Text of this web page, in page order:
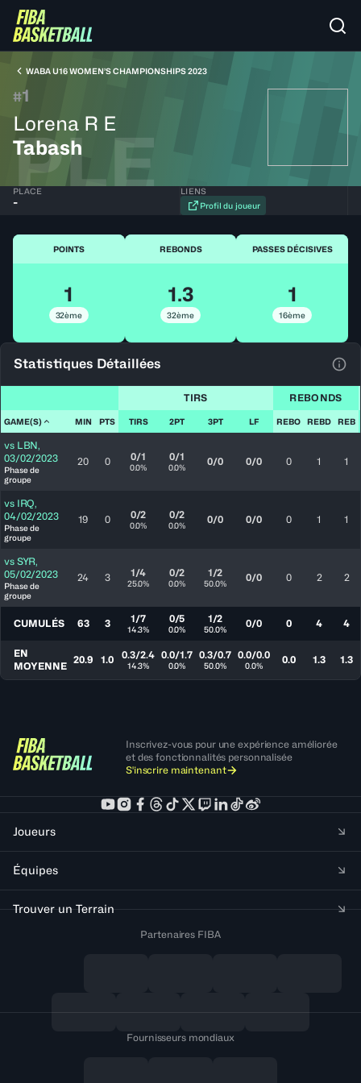
WABA U16 WOMEN’S CHAMPIONSHIPS 2023
#1
Lorena R E
Tabash
PLE
PLACE
-
LIENS
Profil du joueur
POINTS
1
32ème
REBONDS
1.3
32ème
PASSES DÉCISIVES
1
16ème
Statistiques Détaillées
TIRS REBONDS
GAME(S) MIN PTS TIRS 2PT 3PT LF REBO REBD REB
vs LBN,
03/02/2023
Phase de
groupe
20 0 0/1
0.0%
0/1
0.0% 0/0 0/0 0 1 1
vs IRQ,
04/02/2023
Phase de
groupe
19 0 0/2
0.0%
0/2
0.0% 0/0 0/0 0 1 1
vs SYR,
05/02/2023
Phase de
groupe
24 3 1/4
25.0%
0/2
0.0%
1/2
50.0% 0/0 0 2 2
CUMULÉS 63 3 1/7
14.3%
0/5
0.0%
1/2
50.0% 0/0 0 4 4
EN
MOYENNE
20.9 1.0 0.3/2.4
14.3%
0.0/1.7
0.0%
0.3/0.7
50.0%
0.0/0.0
0.0% 0.0 1.3 1.3
Inscrivez-vous pour une expérience améliorée
et des fonctionnalités personnalisée
S'inscrire maintenant
Joueurs
Équipes
Trouver un Terrain
Partenaires FIBA
Fournisseurs mondiaux